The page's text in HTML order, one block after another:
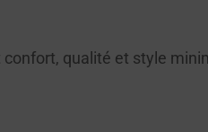
qualité et style